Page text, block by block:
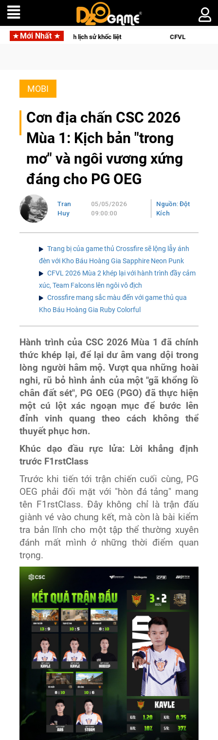
Mới Nhất
dịch lịch sử khốc liệt CFVL 2026 Mùa 2 khép lại với hành
MOBI
Cơn địa chấn CSC 2026
Mùa 1: Kịch bản "trong
mơ" và ngôi vương xứng
đáng cho PG OEG
Tran
Huy
05/05/2026
09:00:00
Nguồn: Đột
Kích
Trang bị của game thủ Crossfire sẽ lộng lẫy ánh
đèn với Kho Báu Hoàng Gia Sapphire Neon Punk
CFVL 2026 Mùa 2 khép lại với hành trình đầy cảm
xúc, Team Falcons lên ngôi vô địch
Crossfire mang sắc màu đến với game thủ qua
Kho Báu Hoàng Gia Ruby Colorful
Hành trình của CSC 2026 Mùa 1 đã chính
thức khép lại, để lại dư âm vang dội trong
lòng người hâm mộ. Vượt qua những hoài
nghi, rũ bỏ hình ảnh của một "gã khổng lồ
chân đất sét", PG OEG (PGO) đã thực hiện
một cú lột xác ngoạn mục để bước lên
đỉnh vinh quang theo cách không thể
thuyết phục hơn.
Khúc dạo đầu rực lửa: Lời khẳng định
trước F1rstClass
Trước khi tiến tới trận chiến cuối cùng, PG
OEG phải đối mặt với "hòn đá tảng" mang
tên F1rstClass. Đây không chỉ là trận đấu
giành vé vào chung kết, mà còn là bài kiểm
tra bản lĩnh cho một tập thể thường xuyên
đánh mất mình ở những thời điểm quan
trọng.